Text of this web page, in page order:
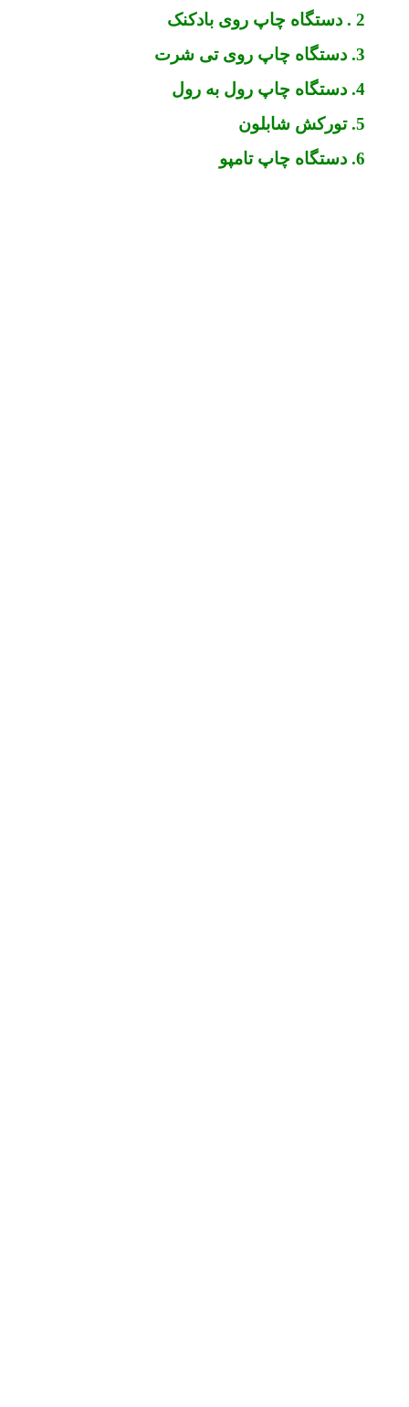
2 . دستگاه چاپ روی بادکنک
3. دستگاه چاپ روی تی شرت
4. دستگاه چاپ رول به رول
5. تورکش شابلون
6. دستگاه چاپ تامپو